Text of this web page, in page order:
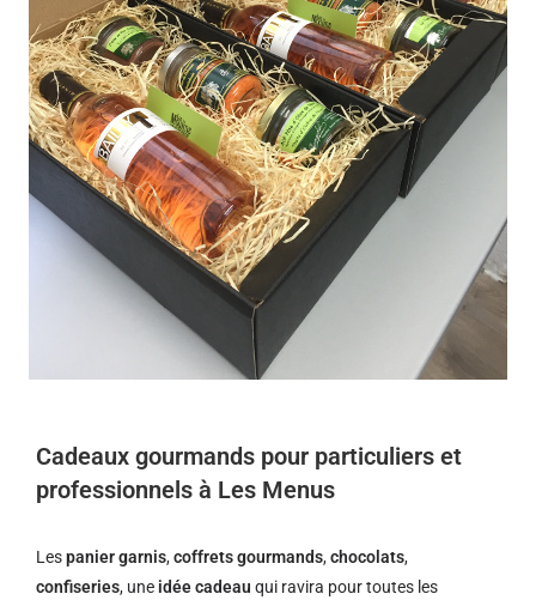
Cadeaux gourmands pour particuliers et
professionnels à Les Menus
Lespanier garnis,coffrets gourmands,chocolats,
confiseries, une idée cadeau qui ravira pour toutes les